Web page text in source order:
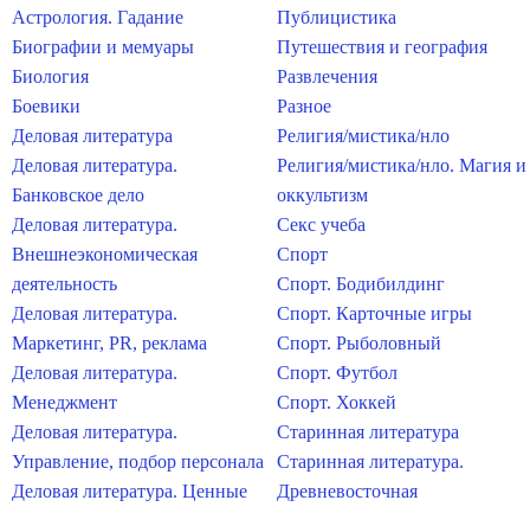
Астрология. Гадание
Биографии и мемуары
Биология
Боевики
Деловая литература
Деловая литература.
Банковское дело
Деловая литература.
Внешнеэкономическая
деятельность
Деловая литература.
Маркетинг, PR, реклама
Деловая литература.
Менеджмент
Деловая литература.
Управление, подбор персонала
Деловая литература. Ценные
Публицистика
Путешествия и география
Развлечения
Разное
Религия/мистика/нло
Религия/мистика/нло. Магия и
оккультизм
Секс учеба
Спорт
Спорт. Бодибилдинг
Спорт. Карточные игры
Спорт. Рыболовный
Спорт. Футбол
Спорт. Хоккей
Старинная литература
Старинная литература.
Древневосточная